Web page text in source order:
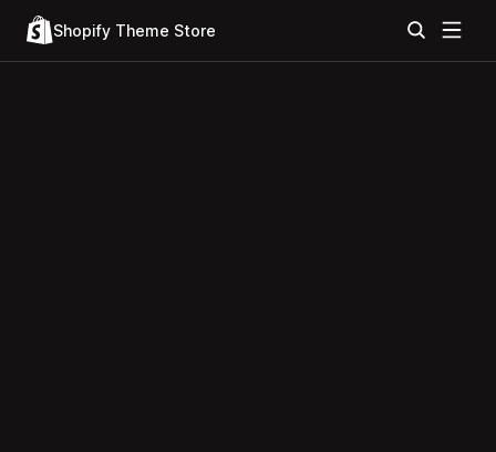
Shopify Theme Store